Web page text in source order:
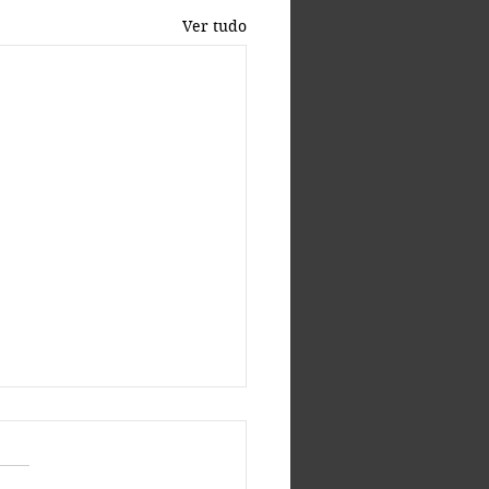
Ver tudo
no trabalho:
de reclamar por medo